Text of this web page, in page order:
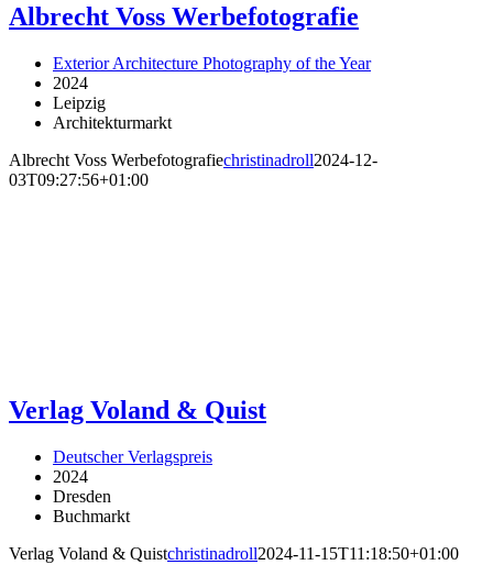
Albrecht Voss Werbefotografie
Exterior Architecture Photography of the Year
2024
Leipzig
Architekturmarkt
Albrecht Voss Werbefotografiechristinadroll2024-12-
03T09:27:56+01:00
Verlag Voland & Quist
Deutscher Verlagspreis
2024
Dresden
Buchmarkt
Verlag Voland & Quistchristinadroll2024-11-15T11:18:50+01:00